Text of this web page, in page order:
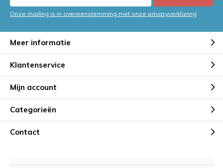
Onze mailing is in overeenstemming met onze privacyverklaring
Meer informatie
Klantenservice
Mijn account
Categorieën
Contact